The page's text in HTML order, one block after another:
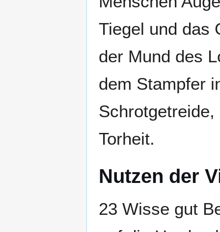
Tiegel und das
der Mund des
dem Stampfer
Torheit.
Nutzen der
23 Wisse gut